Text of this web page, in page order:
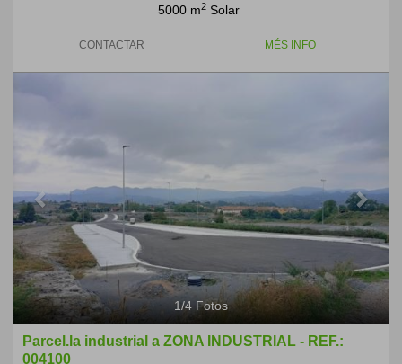
5000 m2 Solar
CONTACTAR MÉS INFO
1/4 Fotos
Parcel.la industrial a ZONA INDUSTRIAL - REF.:
004100